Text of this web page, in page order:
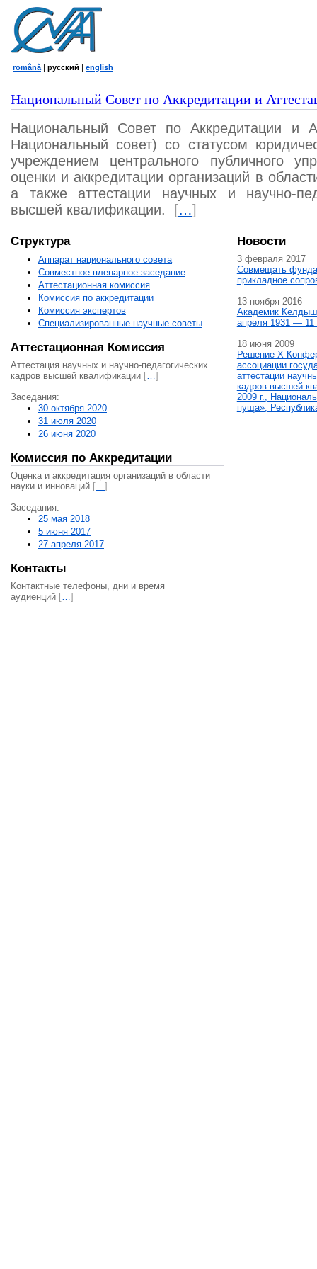
română | русский | english
Национальный Совет по Аккредитации и
Национальный Совет по Аккредитации и
Национальный совет) со статусом
учреждением центрального публичного
оценки и аккредитации организаций в
а также аттестации научных и научно-
высшей квалификации.
[…]
Структура
Аппарат национального совета
Совместное пленарное заседание
Аттестационная комисcия
Комиссия по аккредитации
Комиссия экспертов
Специализированные научные советы
Аттестационная Комиссия
Аттестация научных и научно-педагогических
кадров высшей квалификации […]
Заседания:
30 октября 2020
31 июля 2020
26 июня 2020
Комиссия по Аккредитации
Оценка и аккредитация организаций в области
науки и инноваций […]
Заседания:
25 мая 2018
5 июня 2017
27 апреля 2017
Контакты
Контактные телефоны, дни и время
аудиенций […]
Новости
3 февраля 2017
Совмещать
прикладное
13 ноября 2016
Академик
апреля 1931 — 11
18 июня 2009
Решение X
ассоциации
аттестации
кадров высшей
2009 г.,
пуща»,